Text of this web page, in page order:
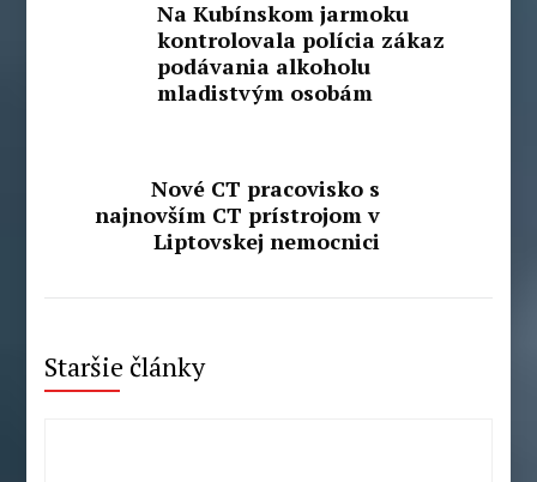
Na Kubínskom jarmoku
kontrolovala polícia zákaz
podávania alkoholu
mladistvým osobám
Nové CT pracovisko s
najnovším CT prístrojom v
Liptovskej nemocnici
Staršie články